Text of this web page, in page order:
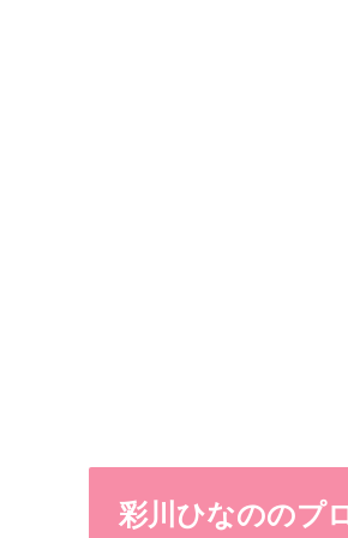
彩川ひなののプ